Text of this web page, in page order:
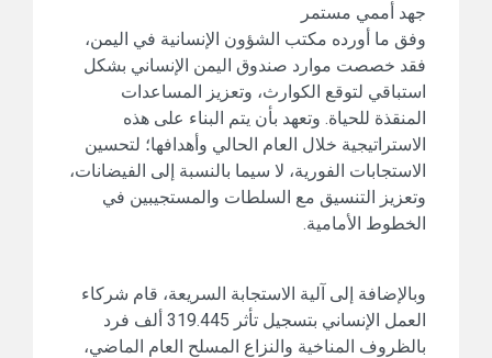
جهد أممي مستمر
وفق ما أورده مكتب الشؤون الإنسانية في اليمن،
فقد خصصت موارد صندوق اليمن الإنساني بشكل
استباقي لتوقع الكوارث، وتعزيز المساعدات
المنقذة للحياة. وتعهد بأن يتم البناء على هذه
الاستراتيجية خلال العام الحالي وأهدافها؛ لتحسين
الاستجابات الفورية، لا سيما بالنسبة إلى الفيضانات،
وتعزيز التنسيق مع السلطات والمستجيبين في
الخطوط الأمامية.
وبالإضافة إلى آلية الاستجابة السريعة، قام شركاء
العمل الإنساني بتسجيل تأثر 319.445 ألف فرد
بالظروف المناخية والنزاع المسلح العام الماضي،